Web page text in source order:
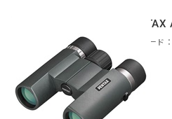
商品コード